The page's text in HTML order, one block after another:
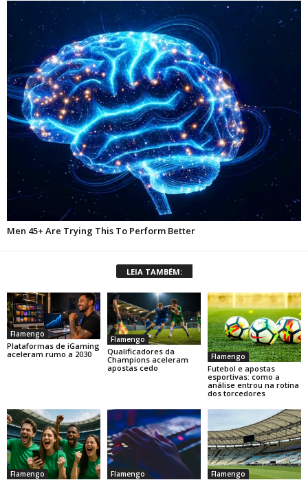
LEIA TAMBÉM:
Flamengo
Plataformas de iGaming
aceleram rumo a 2030
Flamengo
Qualificadores da
Champions aceleram
apostas cedo
Flamengo
Futebol e apostas
esportivas: como a
análise entrou na rotina
dos torcedores
Flamengo Flamengo Flamengo